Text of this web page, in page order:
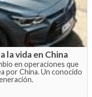
la vida en China
en operaciones que
por China. Un conocido